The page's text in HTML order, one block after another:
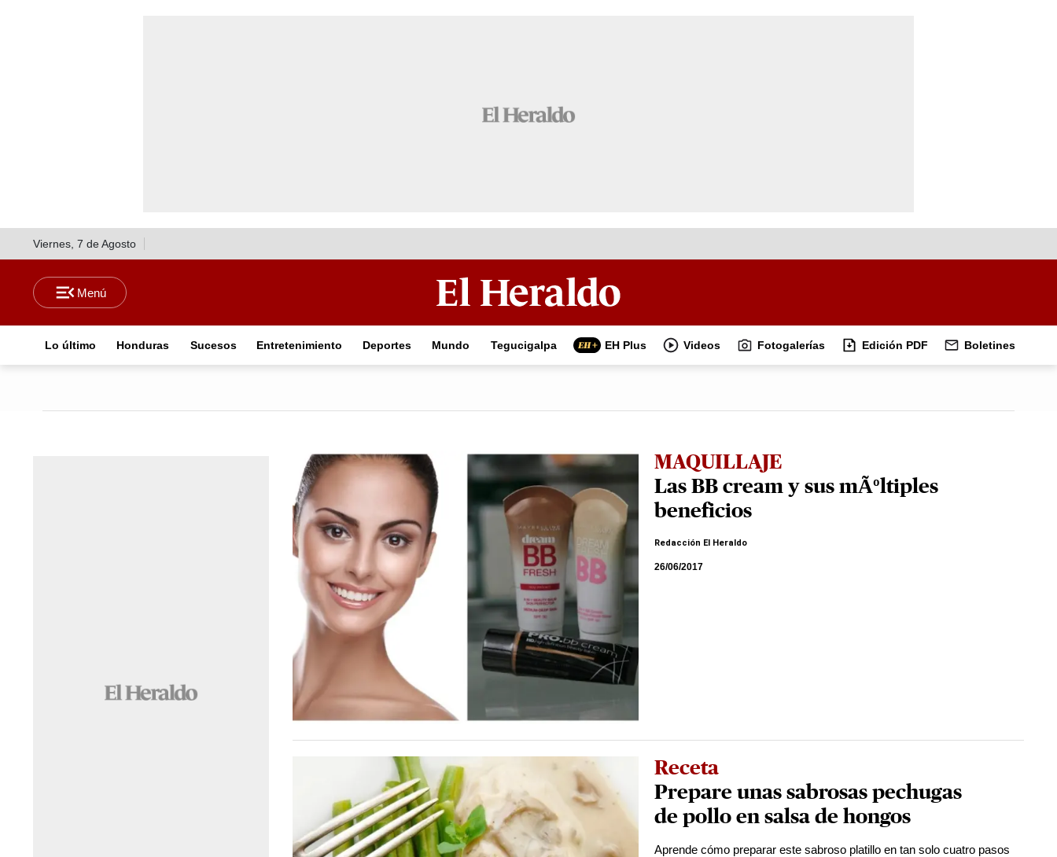
Viernes, 7 de Agosto
Lo último Honduras Sucesos Entretenimiento Deportes Mundo Tegucigalpa EH Plus Videos Fotogalerías Edición PDF Boletines
MAQUILLAJE
Las BB cream y sus mÃºltiples
beneficios
Redacción El Heraldo
26/06/2017
Receta
Prepare unas sabrosas pechugas
de pollo en salsa de hongos
Aprende cómo preparar este sabroso platillo en tan solo cuatro pasos